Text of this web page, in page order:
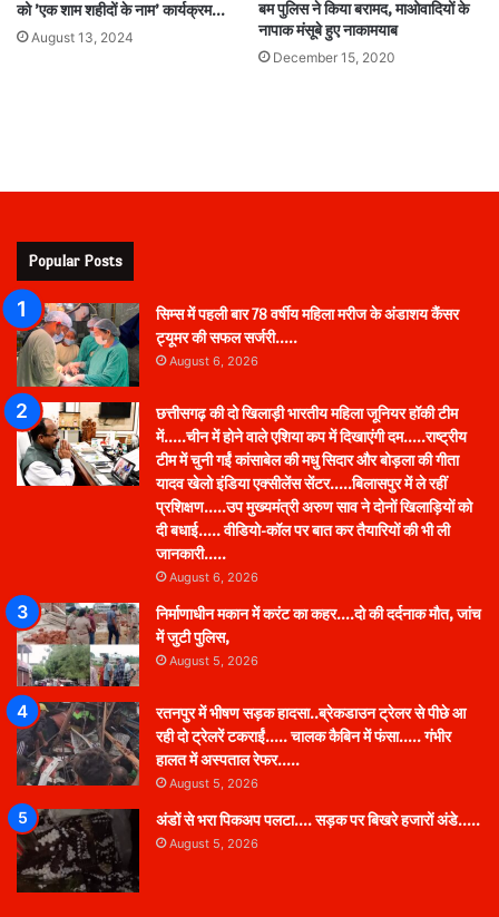
को ’एक शाम शहीदों के नाम’ कार्यक्रम…
August 13, 2024
बम पुलिस ने किया बरामद, माओवादियों के
नापाक मंसूबे हुए नाकामयाब
December 15, 2020
Popular Posts
सिम्स में पहली बार 78 वर्षीय महिला मरीज के अंडाशय कैंसर
ट्यूमर की सफल सर्जरी…..
August 6, 2026
छत्तीसगढ़ की दो खिलाड़ी भारतीय महिला जूनियर हॉकी टीम
में…..चीन में होने वाले एशिया कप में दिखाएंगी दम…..राष्ट्रीय
टीम में चुनी गईं कांसाबेल की मधु सिदार और बोड़ला की गीता
यादव खेलो इंडिया एक्सीलेंस सेंटर…..बिलासपुर में ले रहीं
प्रशिक्षण…..उप मुख्यमंत्री अरुण साव ने दोनों खिलाड़ियों को
दी बधाई….. वीडियो-कॉल पर बात कर तैयारियों की भी ली
जानकारी…..
August 6, 2026
निर्माणाधीन मकान में करंट का कहर….दो की दर्दनाक मौत, जांच
में जुटी पुलिस,
August 5, 2026
रतनपुर में भीषण सड़क हादसा..ब्रेकडाउन ट्रेलर से पीछे आ
रही दो ट्रेलरें टकराईं….. चालक कैबिन में फंसा….. गंभीर
हालत में अस्पताल रेफर…..
August 5, 2026
अंडों से भरा पिकअप पलटा…. सड़क पर बिखरे हजारों अंडे…..
August 5, 2026